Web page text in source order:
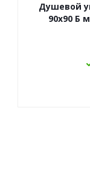
Душевой
90х90 Б